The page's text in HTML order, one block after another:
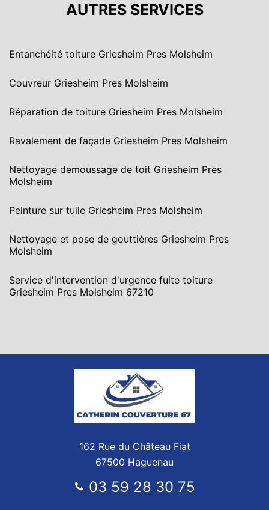
AUTRES SERVICES
Entanchéité toiture Griesheim Pres Molsheim
Couvreur Griesheim Pres Molsheim
Réparation de toiture Griesheim Pres Molsheim
Ravalement de façade Griesheim Pres Molsheim
Nettoyage demoussage de toit Griesheim Pres
Molsheim
Peinture sur tuile Griesheim Pres Molsheim
Nettoyage et pose de gouttières Griesheim Pres
Molsheim
Service d'intervention d'urgence fuite toiture
Griesheim Pres Molsheim 67210
162 Rue du Château Fiat
67500 Haguenau
03 59 28 30 75